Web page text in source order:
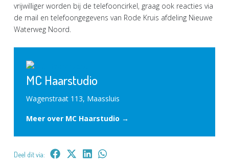
vrijwilliger worden bij de telefooncirkel, graag ook reacties via
de mail en telefoongegevens van Rode Kruis afdeling Nieuwe
Waterweg Noord.
MC Haarstudio
Wagenstraat 113, Maassluis
Meer over MC Haarstudio →
Deel dit via: